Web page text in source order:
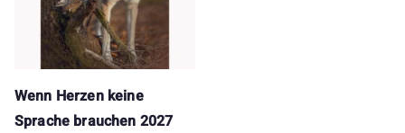
Wenn Herzen keine
Sprache brauchen 2027